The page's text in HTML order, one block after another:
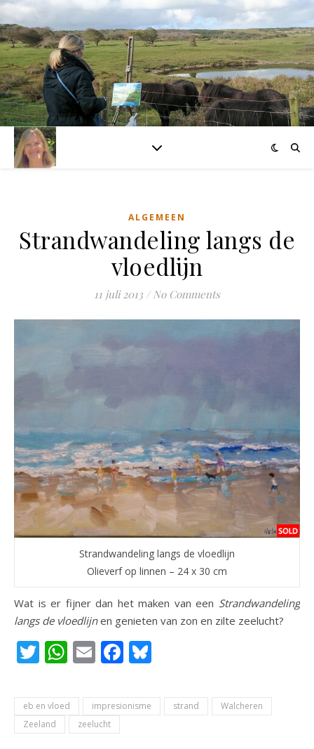
ALGEMEEN
Strandwandeling langs de
vloedlijn
11 juli 2013 / No Comments
Strandwandeling langs de vloedlijn
Olieverf op linnen – 24 x 30 cm
Wat is er fijner dan het maken van een Strandwandeling
langs de vloedlijnen genieten van zon en zilte zeelucht?
Twitter
WhatsApp
EmailFacebook
eb en vloed impresionisme strand
Walcheren
Zeeland
zeelucht